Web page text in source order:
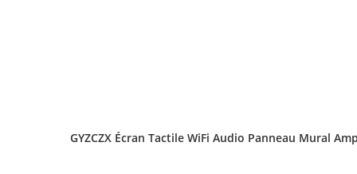
GYZCZX Écran Tactile WiFi Audio Panneau Mural